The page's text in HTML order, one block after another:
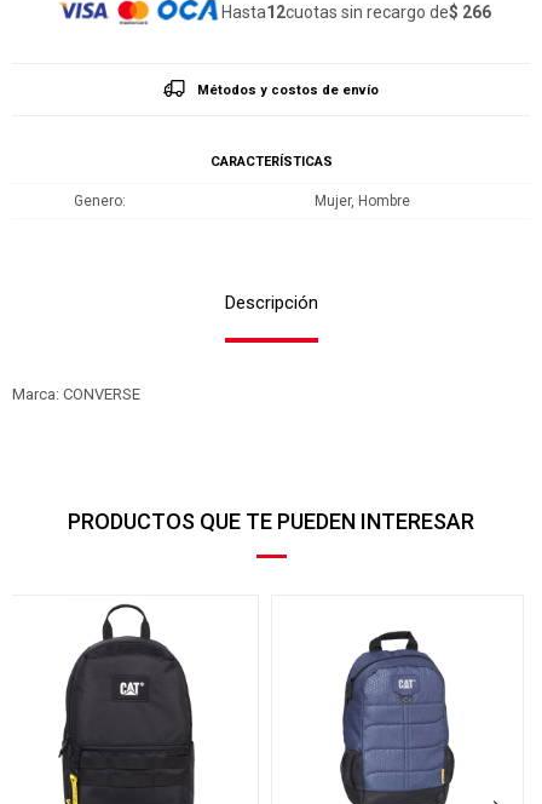
Hasta12cuotas sin recargo de$ 266
Métodos y costos de envío
CARACTERÍSTICAS
Genero Mujer, Hombre
Descripción
Marca: CONVERSE
PRODUCTOS QUE TE PUEDEN INTERESAR